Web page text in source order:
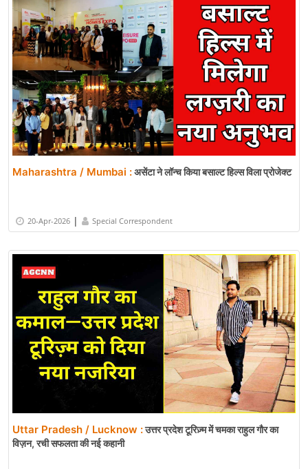
Maharashtra / Mumbai :असेंटा ने लॉन्च किया बसाल्ट हिल्स विला प्रोजेक्ट
20-Apr-2026 | Special Correspondent
Uttar Pradesh / Lucknow :उत्तर प्रदेश टूरिज़्म में चमका राहुल गौर का
विज़न, रची सफलता की नई कहानी